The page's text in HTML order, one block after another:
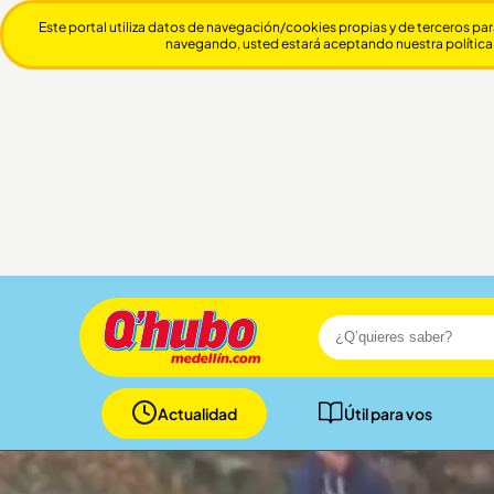
Actualidad Útil para vos
Este portal utiliza datos de navegación/cookies propias y de terceros
navegando, usted estará aceptando nuestra